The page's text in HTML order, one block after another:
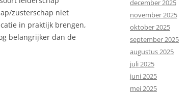
zusterschap niet
in praktijk brengen,
belangrijker dan de
december 2025
november 2025
oktober 2025
september 2025
augustus 2025
juli 2025
juni 2025
mei 2025